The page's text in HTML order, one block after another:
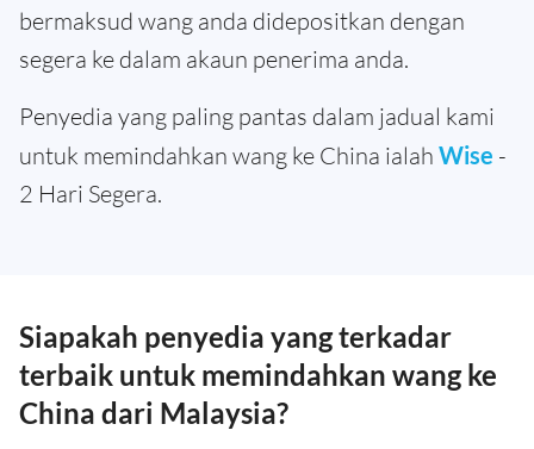
bermaksud wang anda didepositkan dengan
segera ke dalam akaun penerima anda.
Penyedia yang paling pantas dalam jadual kami
untuk memindahkan wang ke China ialah Wise -
2 Hari Segera.
Siapakah penyedia yang terkadar
terbaik untuk memindahkan wang ke
China dari Malaysia?